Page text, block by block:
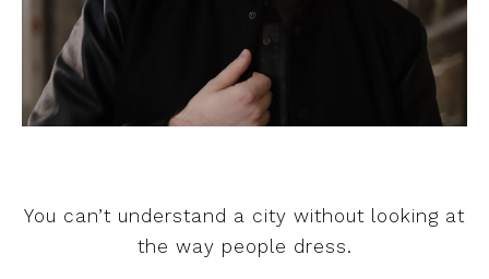
You can’t understand a city without looking at
the way people dress.